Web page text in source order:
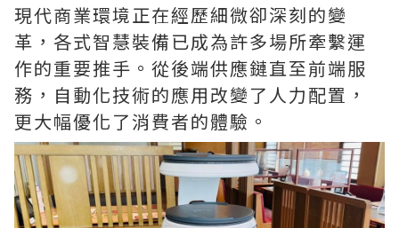
現代商業環境正在經歷細微卻深刻的變
革，各式智慧裝備已成為許多場所牽繫運
作的重要推手。從後端供應鏈直至前端服
務，自動化技術的應用改變了人力配置，
更大幅優化了消費者的體驗。